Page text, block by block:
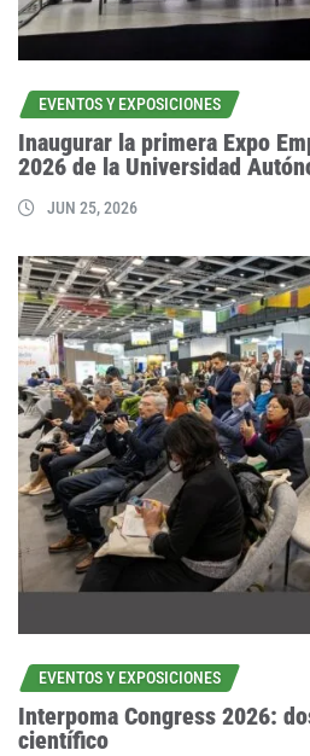
EVENTOS Y EXPOSICIONES
Inaugurar la primera Expo
2026 de la Universidad
JUN 25, 2026
EVENTOS Y EXPOSICIONES
Interpoma Congress 2026:
científico